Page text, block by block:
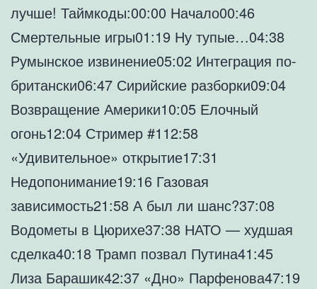
лучше! Таймкоды:00:00 Начало00:46
Смертельные игры01:19 Ну тупые…04:38
Румынское извинение05:02 Интеграция по-
британски06:47 Сирийские разборки09:04
Возвращение Америки10:05 Елочный
огонь12:04 Стример #112:58
«Удивительное» открытие17:31
Недопонимание19:16 Газовая
зависимость21:58 А был ли шанс?37:08
Водометы в Цюрихе37:38 НАТО — худшая
сделка40:18 Трамп позвал Путина41:45
Лиза Барашик42:37 «Дно» Парфенова47:19